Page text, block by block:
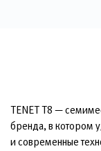
TENET T8 —
бренда, в котором
и современные